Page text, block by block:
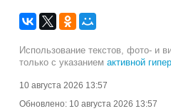
Использование текстов, фото- и
только с указанием активной
10 августа 2026 13:57
Обновлено: 10 августа 2026 13:57